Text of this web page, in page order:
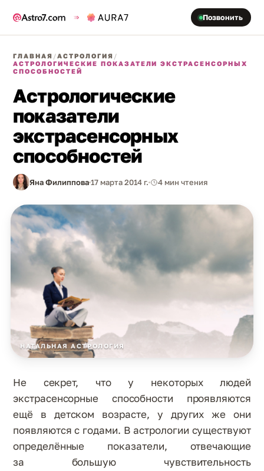
Позвонить
ГЛАВНАЯ /АСТРОЛОГИЯ /
АСТРОЛОГИЧЕСКИЕ ПОКАЗАТЕЛИ ЭКСТРАСЕНСОРНЫХ
СПОСОБНОСТЕЙ
Астрологические
показатели
экстрасенсорных
способностей
Яна Филиппова17 марта 2014 г. 4 мин чтения
НАТАЛЬНАЯ АСТРОЛОГИЯ
Не секрет, что у некоторых людей
экстрасенсорные способности проявляются
ещё в детском возрасте, у других же они
появляются с годами. В астрологии существуют
определённые показатели, отвечающие
за большую чувствительность